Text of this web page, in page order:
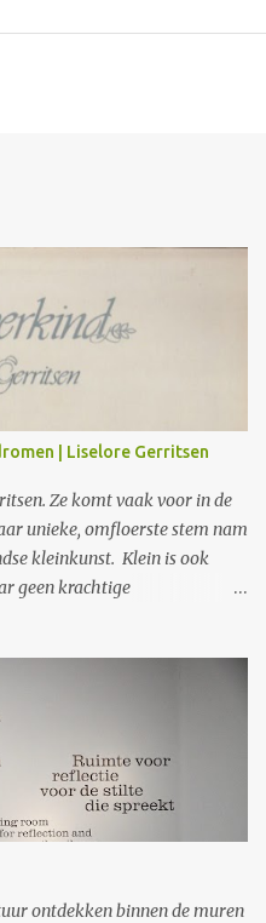
| Liselore Gerritsen
Ze komt vaak voor in de
unieke, omfloerste stem nam
kleinkunst. Klein is ook
geen krachtige
zingt ze vooral over haar
op zoek is omdat ze v
Ik herinner me dat toen
- ik was zelf nog kind -
Ach vogeltje, klein vogeltje
dood gegaan Dat mijn
ontdekken binnen de muren